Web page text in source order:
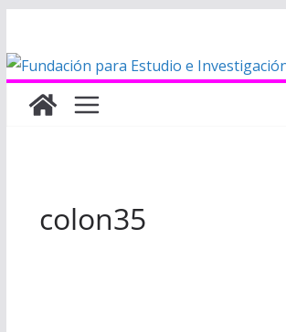
contenido
colon35